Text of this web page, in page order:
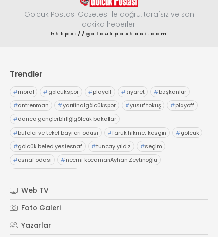
Gölcük Postası Gazetesi ile doğru, tarafsız ve son
dakika heberleri
https://golcukpostasi.com
Trendler
#moral #gölcükspor #playoff #ziyaret #başkanlar
#antrenman #yarıfinalgölcükspor #yusuf tokuş #playoff
#darıca gençlerbirliğigölcük bakallar
#büfeler ve tekel bayileri odası #faruk hikmet kesgin #gölcük
#gölcük belediyesiesnaf #tuncay yıldız #seçim
#esnaf odası #necmi kocamanAyhan Zeytinoğlu
Web TV
Foto Galeri
Yazarlar